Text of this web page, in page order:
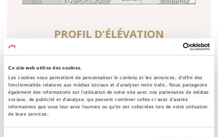
Ce site web utilise des cookies.
Les cookies nous permettent de personnaliser le contenu et les annonces, d'offrir des
fonctionnalités relatives aux médias sociaux et d'analyser notre trafic. Nous partageons
également des informations sur l'utilisation de notre site avec nos partenaires de médias
sociaux, de publicité et d'analyse, qui peuvent combiner celles-ci avec d'autres
informations que vous leur avez fournies ou qu'ils ont collectées lors de votre utilisation
de leurs services.
PROFIL D'ÉLÉVATION
Δ + 134 m Δ -0 m Δ134 m
380
400 Elevation [m]